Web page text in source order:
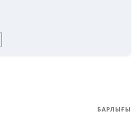
БАРЛЫҒЫ